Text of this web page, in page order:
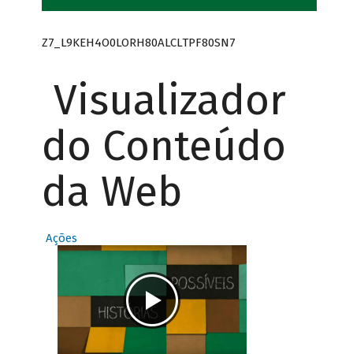
Z7_L9KEH4O0LORH80ALCLTPF80SN7
Visualizador
do Conteúdo
da Web
Ações